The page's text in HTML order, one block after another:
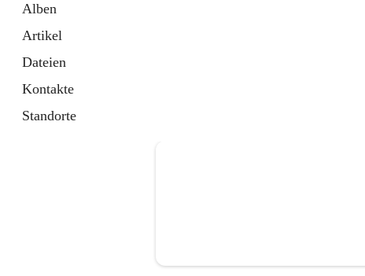
Alben
Artikel
Dateien
Kontakte
Standorte